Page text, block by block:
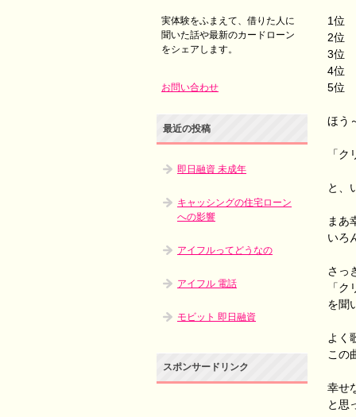
1位
2位
3位
4位
5位
ほう
「
と、
まあ
いろ
さっ
「
を聞
よく
この
幸せ
と思
実体験をふまえて、借りた人に
聞いた話や最新のカードローン
をシェアします。
お問い合わせ
最近の投稿
即日融資 未成年
キャッシングの住宅ローン
への影響
アイフルってどうなの
アイフル 電話
モビット 即日融資
スポンサードリンク